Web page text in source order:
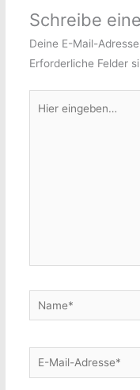
Schreibe
Deine E-Mail-
Erforderliche Felder
eingeben…
Name*
E-
Mail-